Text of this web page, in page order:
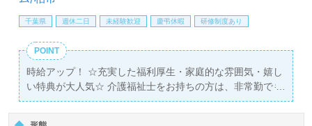
千葉県 週休二日 未経験歓迎 慶弔休暇 研修制度あり
POINT
時給アップ！ ☆充実した福利厚生・家庭的な雰囲気・嬉し
い特典が大人気☆ 介護福祉士をお持ちの方は、非常勤でも
3万円の転職支援金の支給を行っており、皆様の新たな門
出を応援しています！ デイサービスも募集中！！